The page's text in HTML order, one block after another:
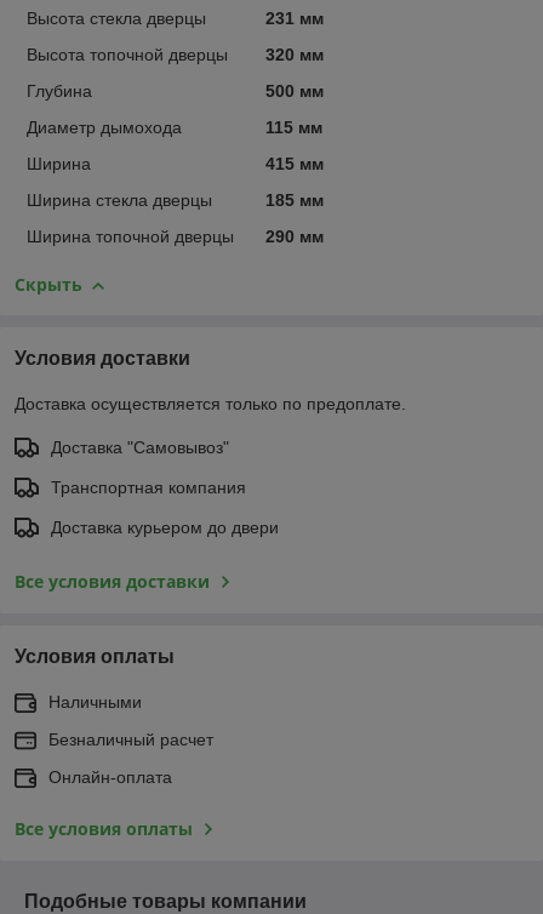
Высота стекла дверцы
231 мм
Высота топочной дверцы
320 мм
Глубина
500 мм
Диаметр дымохода
115 мм
Ширина
415 мм
Ширина стекла дверцы
185 мм
Ширина топочной дверцы
290 мм
Скрыть
Условия доставки
Доставка осуществляется только по предоплате.
Доставка "Самовывоз"
Транспортная компания
Доставка курьером до двери
Все условия доставки
Условия оплаты
Наличными
Безналичный расчет
Онлайн-оплата
Все условия оплаты
Подобные товары компании